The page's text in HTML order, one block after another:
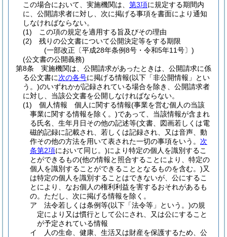
この場合において、実施機関は、 第3項に規定する期間内
に、公開請求者に対し、次に掲げる事項を書面により通知
しなければならない。
(1)
この項の規定を適用する旨及びその理由
(2)
残りの公文書について公開決定等をする期限
(一部改正〔平成28年条例8号・令和5年11号〕)
(公文書の公開義務)
第8条
実施機関は、公開請求があったときは、公開請求に係
る公文書に次の各号に掲げる情報(以下「非公開情報」とい
う。)のいずれかが記録されている場合を除き、公開請求者
に対し、当該公文書を公開しなければならない。
(1)
個人情報 個人に関する情報(事業を営む個人の当該
事業に関する情報を除く。)であって、当該情報が含まれ
る氏名、生年月日その他の記述等(文書、図画若しくは電
磁的記録に記載され、若しくは記録され、又は音声、動
作その他の方法を用いて表された一切の事項をいう。 次
条第2項において同じ。)により特定の個人を識別するこ
とができるもの(他の情報と照合することにより、特定の
個人を識別することができることとなるものを含む。)又
は特定の個人を識別することはできないが、公にするこ
とにより、なお個人の権利利益を害するおそれがあるも
の。 ただし、次に掲げる情報を除く。
ア
法令若しくは条例等(以下「法令等」という。)の規
定により又は慣行として公にされ、又は公にすること
が予定されている情報
イ
人の生命、健康、生活又は財産を保護するため、公